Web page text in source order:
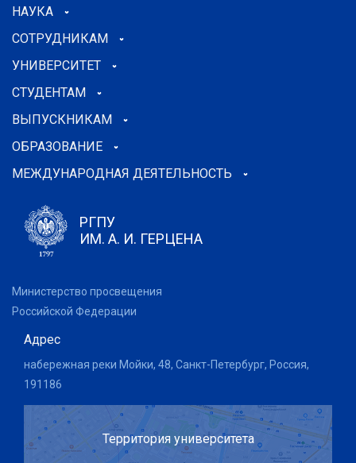
НАУКА
СОТРУДНИКАМ
УНИВЕРСИТЕТ
СТУДЕНТАМ
ВЫПУСКНИКАМ
ОБРАЗОВАНИЕ
МЕЖДУНАРОДНАЯ ДЕЯТЕЛЬНОСТЬ
РГПУ
ИМ. А. И. ГЕРЦЕНА
Министерство просвещения
Российской Федерации
Адрес
набережная реки Мойки, 48, Санкт-Петербург, Россия,
191186
Территория университета